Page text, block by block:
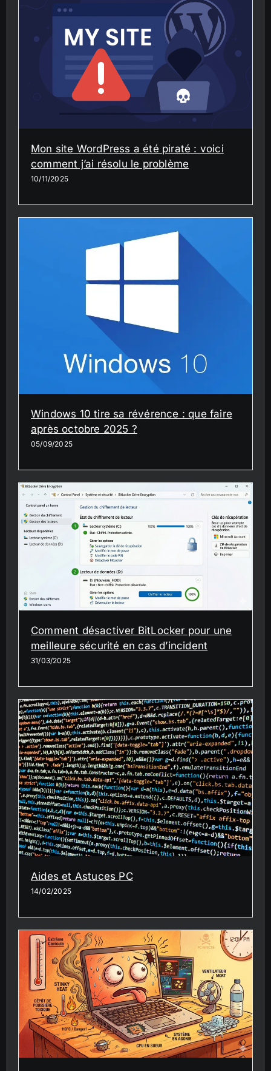
Mon site WordPress a été piraté : voici
comment j’ai résolu le problème
10/11/2025
Windows 10 tire sa révérence : que faire
après octobre 2025 ?
05/09/2025
Comment désactiver BitLocker pour une
meilleure sécurité en cas d’incident
31/03/2025
Aides et Astuces PC
14/02/2025